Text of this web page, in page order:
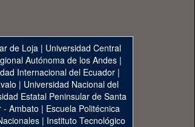
de Loja | Universidad Central
Autónoma de los Andes|
Internacional del Ecuador|
| Universidad Nacional del
Estatal Peninsular de Santa
- Ambato | Escuela Politécnica
| Instituto Tecnológico